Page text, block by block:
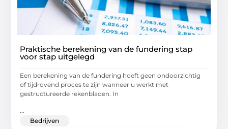
Praktische berekening van de fundering stap
voor stap uitgelegd
Een berekening van de fundering hoeft geen ondoorzichtig
of tijdrovend proces te zijn wanneer u werkt met
gestructureerde rekenbladen. In
Bedrijven